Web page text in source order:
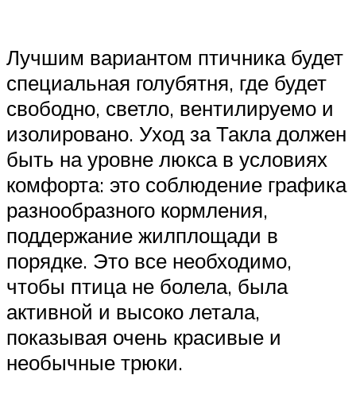
Лучшим вариантом птичника будет
специальная голубятня, где будет
свободно, светло, вентилируемо и
изолировано. Уход за Такла должен
быть на уровне люкса в условиях
комфорта: это соблюдение графика
разнообразного кормления,
поддержание жилплощади в
порядке. Это все необходимо,
чтобы птица не болела, была
активной и высоко летала,
показывая очень красивые и
необычные трюки.